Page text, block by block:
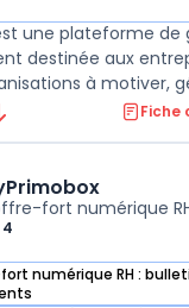
dans cette catégorie
une plateforme de
destinée aux
à motiver,
personnel grâce
de la rétroaction en
Fiche
fort numérique
4
numérique RH :
dans cette